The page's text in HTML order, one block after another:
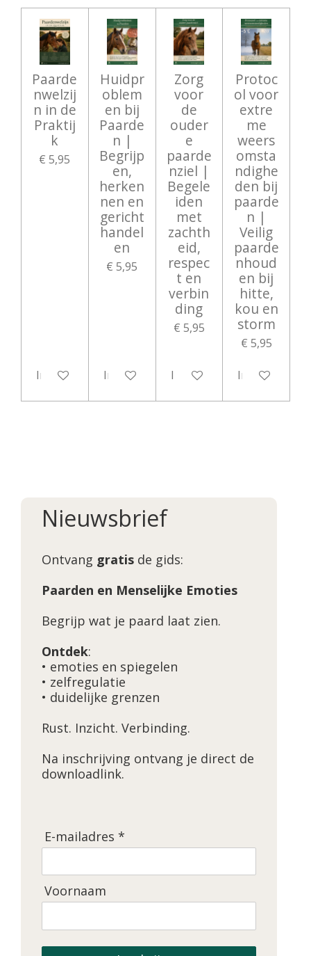
Paarde
nwelzij
n in de
Praktij
k
€ 5,95
In winkelwagen
Huidpr
oblem
en bij
Paarde
n |
Begrijp
en,
herken
nen en
gericht
handel
en
€ 5,95
In winkelwagen
Zorg
voor
de
ouder
e
paarde
nziel |
Begele
iden
met
zachth
eid,
respec
t en
verbin
ding
€ 5,95
In winkelwagen
Protoc
ol voor
extre
me
weers
omsta
ndighe
den bij
paarde
n |
Veilig
paarde
nhoud
en bij
hitte,
kou en
storm
€ 5,95
In
Nieuwsbrief
Ontvang gratis de gids:
Paarden en Menselijke Emoties
Begrijp wat je paard laat zien.
Ontdek:
• emoties en spiegelen
• zelfregulatie
• duidelijke grenzen
Rust. Inzicht. Verbinding.
Na inschrijving ontvang je direct de
downloadlink.
E-mailadres *
Voornaam